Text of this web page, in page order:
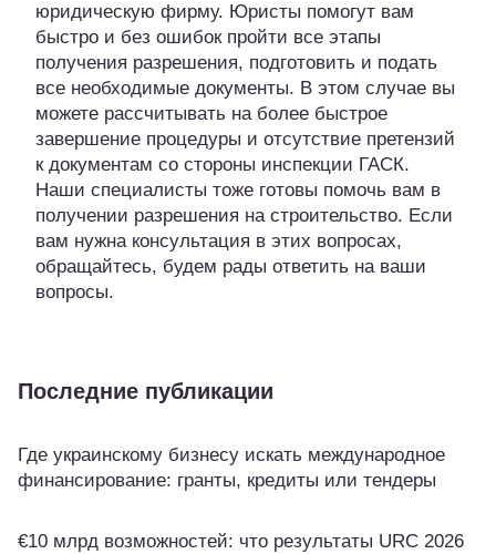
юридическую фирму. Юристы помогут вам
быстро и без ошибок пройти все этапы
получения разрешения, подготовить и подать
все необходимые документы. В этом случае вы
можете рассчитывать на более быстрое
завершение процедуры и отсутствие претензий
к документам со стороны инспекции ГАСК.
Наши специалисты тоже готовы помочь вам в
получении разрешения на строительство. Если
вам нужна консультация в этих вопросах,
обращайтесь, будем рады ответить на ваши
вопросы.
Последние публикации
Где украинскому бизнесу искать международное
финансирование: гранты, кредиты или тендеры
€10 млрд возможностей: что результаты URC 2026